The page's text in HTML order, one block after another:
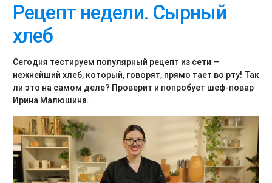
Рецепт недели. Сырный
хлеб
Сегодня тестируем популярный рецепт из сети —
нежнейший хлеб, который, говорят, прямо тает во рту! Так
ли это на самом деле? Проверит и попробует шеф-повар
Ирина Малюшина.